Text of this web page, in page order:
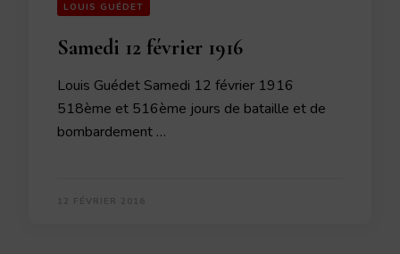
LOUIS GUÉDET
Samedi 12 février 1916
Louis Guédet Samedi 12 février 1916
518ème et 516ème jours de bataille et de
bombardement …